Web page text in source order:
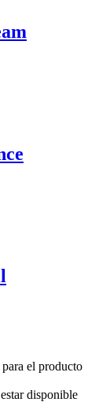
el producto
disponible